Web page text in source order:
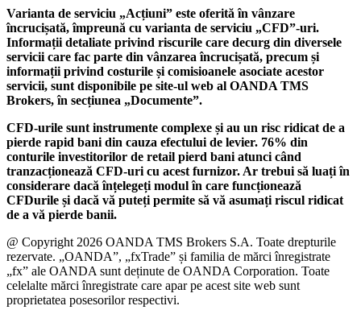
Varianta de serviciu „Acțiuni” este oferită în vânzare
încrucișată, împreună cu varianta de serviciu „CFD”-uri.
Informații detaliate privind riscurile care decurg din diversele
servicii care fac parte din vânzarea încrucișată, precum și
informații privind costurile și comisioanele asociate acestor
servicii, sunt disponibile pe site-ul web al OANDA TMS
Brokers, în secțiunea „Documente”.
CFD-urile sunt instrumente complexe și au un risc ridicat de a
pierde rapid bani din cauza efectului de levier. 76% din
conturile investitorilor de retail pierd bani atunci când
tranzacționează CFD-uri cu acest furnizor. Ar trebui să luați în
considerare dacă înțelegeți modul în care funcționează
CFDurile și dacă vă puteți permite să vă asumați riscul ridicat
de a vă pierde banii.
@ Copyright 2026 OANDA TMS Brokers S.A. Toate drepturile
rezervate. „OANDA”, „fxTrade” și familia de mărci înregistrate
„fx” ale OANDA sunt deținute de OANDA Corporation. Toate
celelalte mărci înregistrate care apar pe acest site web sunt
proprietatea posesorilor respectivi.